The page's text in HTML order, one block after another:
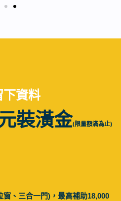
下資料
裝潢金(限量額滿為止)
、三合一門)，最高補助18,000